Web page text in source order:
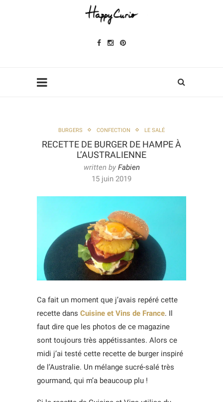
BURGERS CONFECTION LE SALÉ
RECETTE DE BURGER DE HAMPE À
L’AUSTRALIENNE
written by Fabien
15 juin 2019
Ca fait un moment que j’avais repéré cette
recette dans Cuisine et Vins de France. Il
faut dire que les photos de ce magazine
sont toujours très appétissantes. Alors ce
midi j’ai testé cette recette de burger inspiré
de l’Australie. Un mélange sucré-salé très
gourmand, qui m’a beaucoup plu !